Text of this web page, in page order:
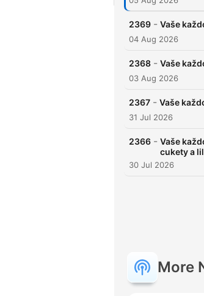
2369 - Vaše
04 Aug 2026
2368 - Vaše
03 Aug 2026
2367 - Vaše
31 Jul 2026
2366 - Vaše
cukety a
30 Jul 2026
More